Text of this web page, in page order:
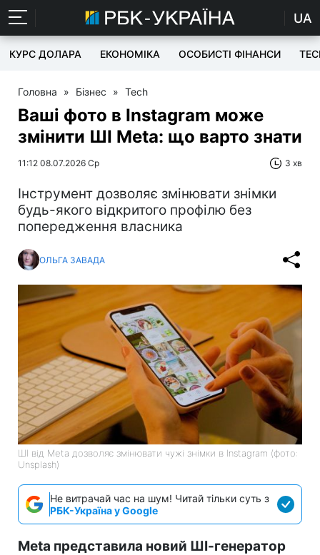
UA
КУРС ДОЛАРА ЕКОНОМІКА ОСОБИСТІ ФІНАНСИ
Головна » Бізнес » Tech
Ваші фото в Instagram може
змінити ШІ Meta: що варто знати
11:12 08.07.2026 Ср 3 хв
Інструмент дозволяє змінювати знімки
будь-якого відкритого профілю без
попередження власника
ОЛЬГА ЗАВАДА
ШІ від Meta дозволяє змінювати чужі знімки в Instagram (фото:
Unsplash)
Не витрачай час на шум! Читай тільки суть з
РБК-Україна у Google
Meta представила новий ШІ-генератор